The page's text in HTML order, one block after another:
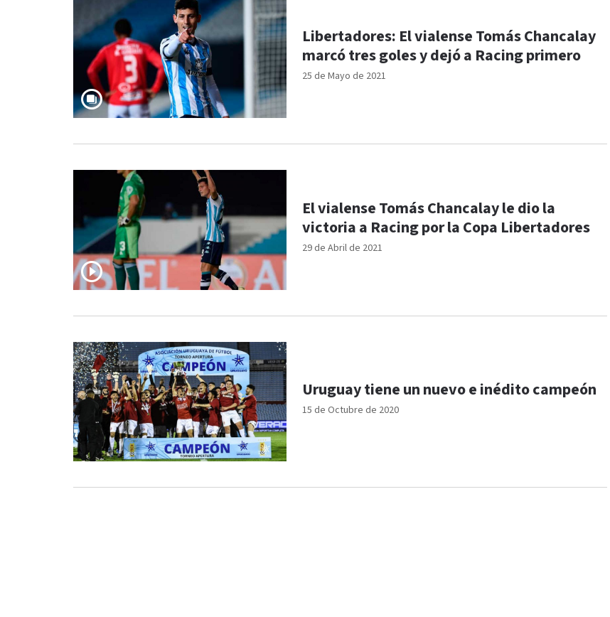
25 de Mayo de 2021
Libertadores: El vialense Tomás Chancalay
marcó tres goles y dejó a Racing primero
29 de Abril de 2021
El vialense Tomás Chancalay le dio la
victoria a Racing por la Copa Libertadores
15 de Octubre de 2020
Uruguay tiene un nuevo e inédito campeón